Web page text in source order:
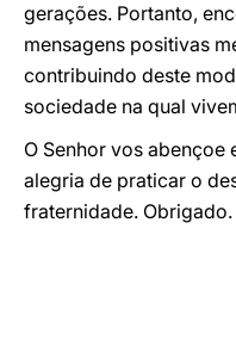
gerações. Portanto,
mensagens positivas
contribuindo deste
sociedade na qual
O Senhor vos abençoe
alegria de praticar o
fraternidade. Obrigado.